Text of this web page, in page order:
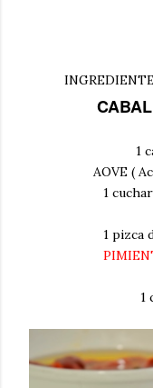
1
AOVE (
1
1 pizca
1